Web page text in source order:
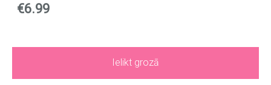
€6.99
Ielikt grozā